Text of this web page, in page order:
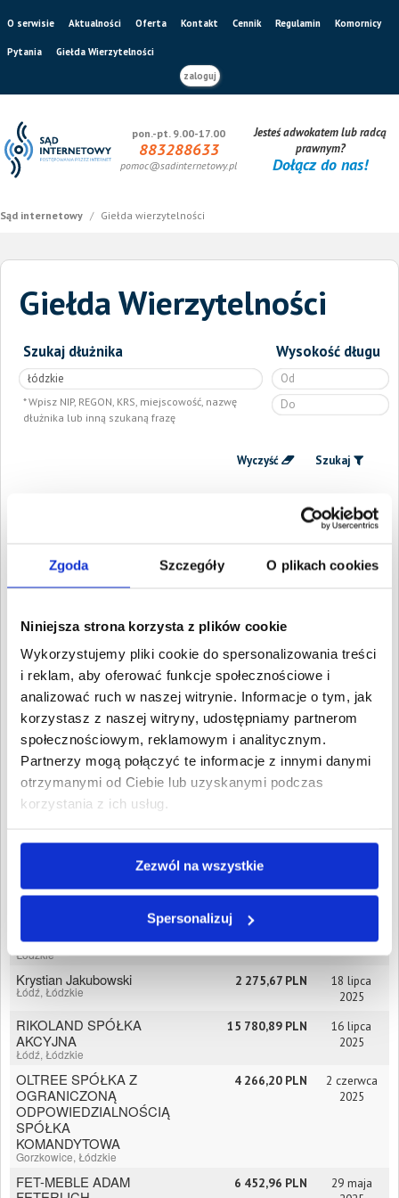
Zgoda Szczegóły O plikach cookies
Niniejsza strona korzysta z plików cookie
Wykorzystujemy pliki cookie do spersonalizowania treści
i reklam, aby oferować funkcje społecznościowe i
analizować ruch w naszej witrynie. Informacje o tym, jak
korzystasz z naszej witryny, udostępniamy partnerom
społecznościowym, reklamowym i analitycznym.
Partnerzy mogą połączyć te informacje z innymi danymi
otrzymanymi od Ciebie lub uzyskanymi podczas
korzystania z ich usług.
Zezwól na wszystkie
Spersonalizuj
O serwisie Aktualności Oferta Kontakt Cennik Regulamin Komornicy
Pytania
Giełda Wierzytelności
zaloguj
pon.-pt. 9.00-17.00
883288633
pomoc@sadinternetowy.pl
Jesteś adwokatem lub radcą
prawnym?
Dołącz do nas!
Sąd internetowy / Giełda wierzytelności
Giełda Wierzytelności
Szukaj dłużnika
Wpisz NIP, REGON, KRS, miejscowość, nazwę
dłużnika lub inną szukaną frazę
Wysokość długu
Wyczyść Szukaj
Data
LEXA-ENERGIA
SPÓŁKA Z
ODPOWIEDZIALNOŚCIĄ
Tomaszów Mazowiecki,
3 456,55 PLN
8 września
Sławomir Jóźwik
Żakowice, Łódzkie
10 200,39 PLN
3 września
CONREVO GROUP
POLAND SPÓŁKA Z
OGRANICZONĄ
ODPOWIEDZIALNOŚCIĄ
Sieradz, Łódzkie
9 325,39 PLN
7 sierpnia
PERCENTY FILIP
MROZOWSKI
MX TRANSPORT
Tomaszów Mazowiecki,
Łódzkie
Krystian Jakubowski
Łódź, Łódzkie
2 275,67 PLN
18 lipca
2025
RIKOLAND SPÓŁKA
AKCYJNA
Łódź, Łódzkie
15 780,89 PLN
16 lipca
2025
OLTREE SPÓŁKA Z
OGRANICZONĄ
ODPOWIEDZIALNOŚCIĄ
SPÓŁKA
KOMANDYTOWA
Gorzkowice, Łódzkie
4 266,20 PLN
2 czerwca
2025
FET-MEBLE ADAM
6 452,96 PLN
29 maja